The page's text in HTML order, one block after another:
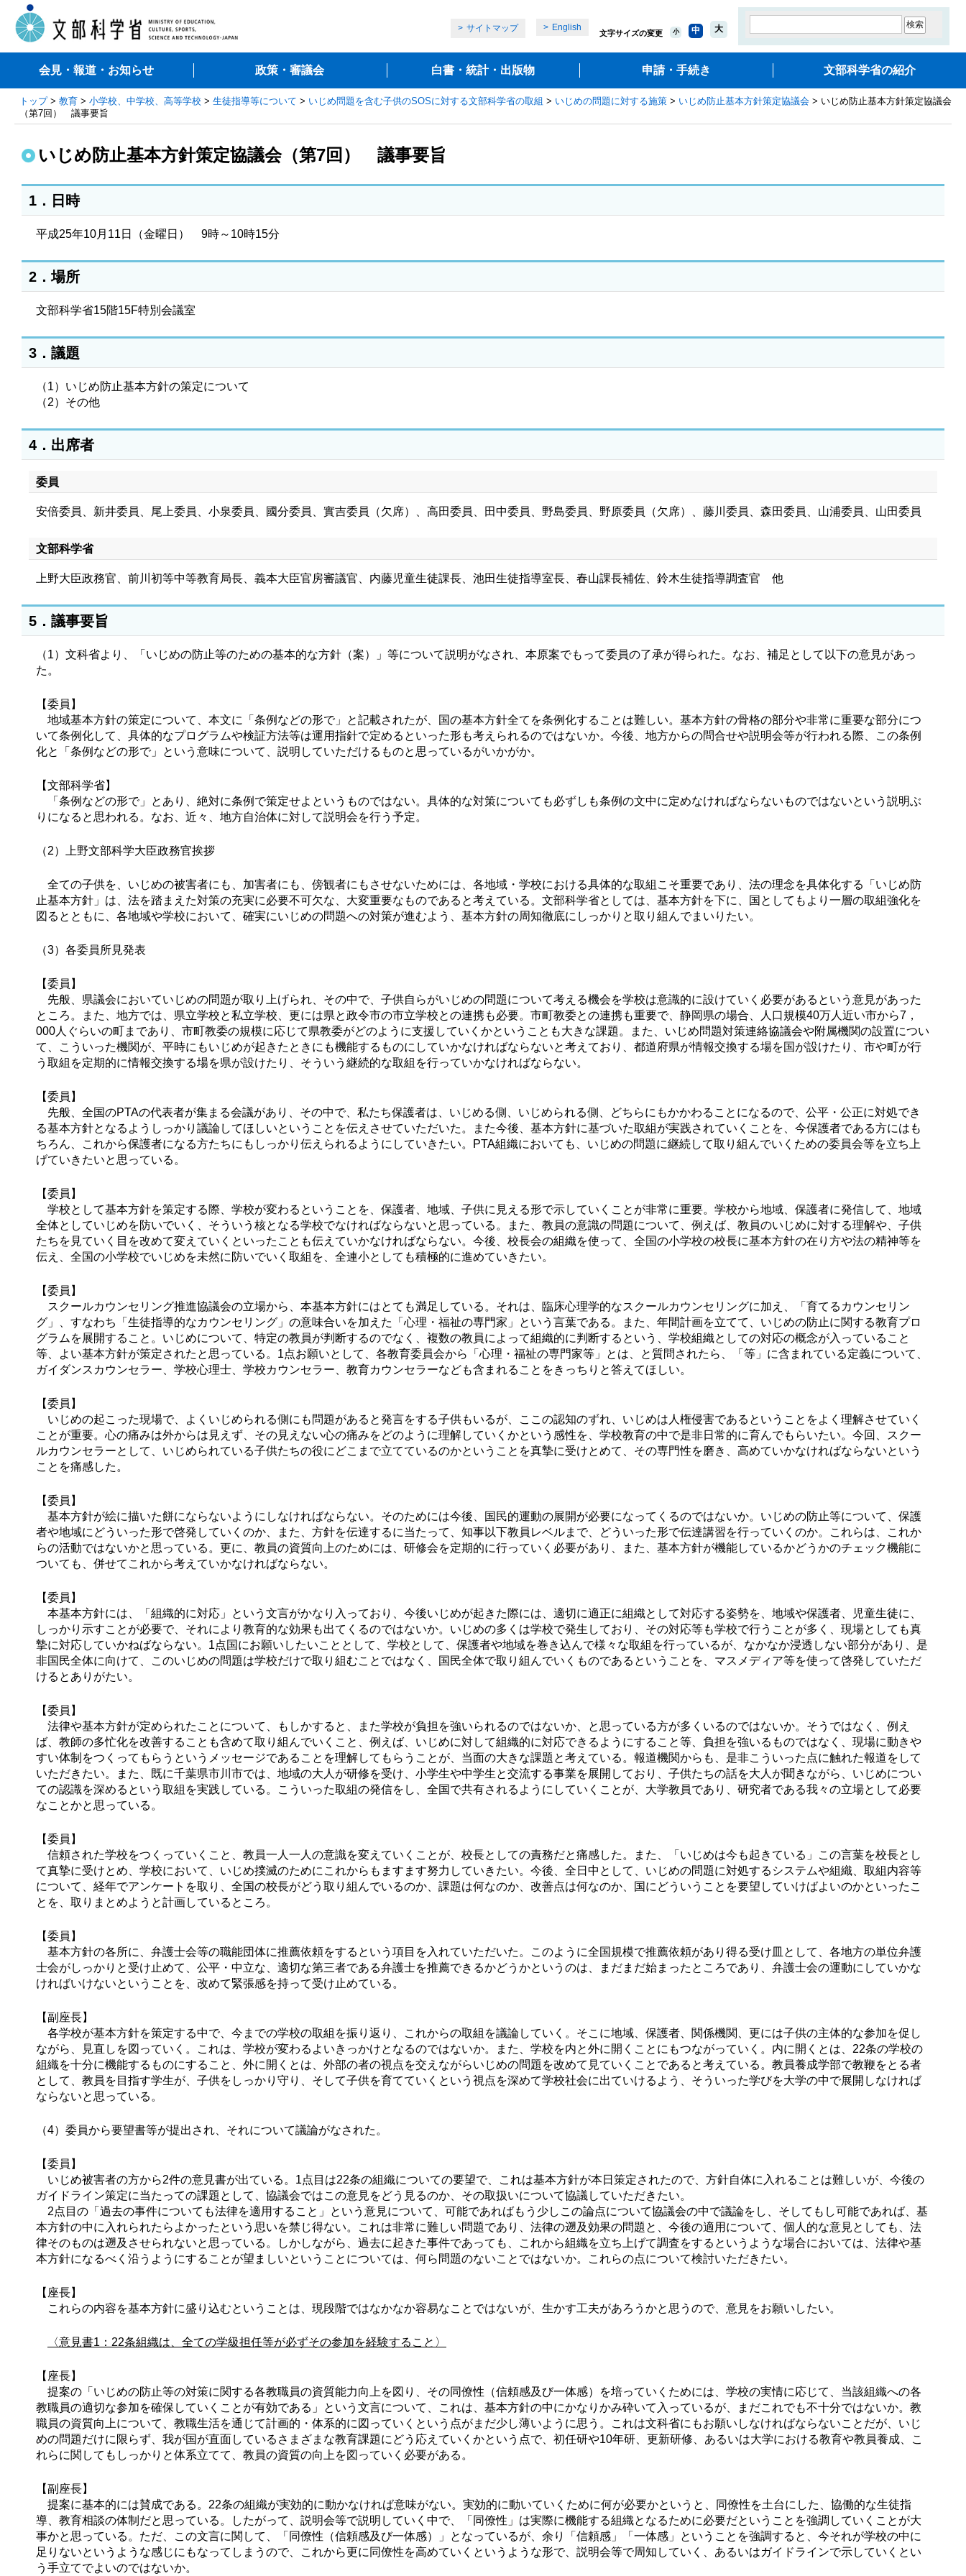
サイトマップ English
文字サイズの変更 小 中 大
会見・報道・お知らせ 政策・審議会 白書・統計・出版物 申請・手続き 文部科学省の紹介
トップ> 教育 > 小学校、中学校、高等学校 > 生徒指導等について > いじめ問題を含む子供のSOSに対する文部科学省の取組 > いじめの問題に対する施策 > いじめ防止基本方針策定協議会 > いじめ防止基本方針策定協議会
（第7回） 議事要旨
いじめ防止基本方針策定協議会（第7回） 議事要旨
1．日時
平成25年10月11日（金曜日） 9時～10時15分
2．場所
文部科学省15階15F特別会議室
3．議題
（1）いじめ防止基本方針の策定について
（2）その他
4．出席者
委員
安倍委員、新井委員、尾上委員、小泉委員、國分委員、實吉委員（欠席）、高田委員、田中委員、野島委員、野原委員（欠席）、藤川委員、森田委員、山浦委員、山田委員
文部科学省
上野大臣政務官、前川初等中等教育局長、義本大臣官房審議官、内藤児童生徒課長、池田生徒指導室長、春山課長補佐、鈴木生徒指導調査官 他
5．議事要旨
（1）文科省より、「いじめの防止等のための基本的な方針（案）」等について説明がなされ、本原案でもって委員の了承が得られた。なお、補足として以下の意見があっ
た。
【委員】
地域基本方針の策定について、本文に「条例などの形で」と記載されたが、国の基本方針全てを条例化することは難しい。基本方針の骨格の部分や非常に重要な部分につ
いて条例化して、具体的なプログラムや検証方法等は運用指針で定めるといった形も考えられるのではないか。今後、地方からの問合せや説明会等が行われる際、この条例
化と「条例などの形で」という意味について、説明していただけるものと思っているがいかがか。
【文部科学省】
「条例などの形で」とあり、絶対に条例で策定せよというものではない。具体的な対策についても必ずしも条例の文中に定めなければならないものではないという説明ぶ
りになると思われる。なお、近々、地方自治体に対して説明会を行う予定。
（2）上野文部科学大臣政務官挨拶
全ての子供を、いじめの被害者にも、加害者にも、傍観者にもさせないためには、各地域・学校における具体的な取組こそ重要であり、法の理念を具体化する「いじめ防
止基本方針」は、法を踏まえた対策の充実に必要不可欠な、大変重要なものであると考えている。文部科学省としては、基本方針を下に、国としてもより一層の取組強化を
図るとともに、各地域や学校において、確実にいじめの問題への対策が進むよう、基本方針の周知徹底にしっかりと取り組んでまいりたい。
（3）各委員所見発表
【委員】
先般、県議会においていじめの問題が取り上げられ、その中で、子供自らがいじめの問題について考える機会を学校は意識的に設けていく必要があるという意見があった
ところ。また、地方では、県立学校と私立学校、更には県と政令市の市立学校との連携も必要。市町教委との連携も重要で、静岡県の場合、人口規模40万人近い市から7，
000人ぐらいの町まであり、市町教委の規模に応じて県教委がどのように支援していくかということも大きな課題。また、いじめ問題対策連絡協議会や附属機関の設置につい
て、こういった機関が、平時にもいじめが起きたときにも機能するものにしていかなければならないと考えており、都道府県が情報交換する場を国が設けたり、市や町が行
う取組を定期的に情報交換する場を県が設けたり、そういう継続的な取組を行っていかなければならない。
【委員】
先般、全国のPTAの代表者が集まる会議があり、その中で、私たち保護者は、いじめる側、いじめられる側、どちらにもかかわることになるので、公平・公正に対処でき
る基本方針となるようしっかり議論してほしいということを伝えさせていただいた。また今後、基本方針に基づいた取組が実践されていくことを、今保護者である方にはも
ちろん、これから保護者になる方たちにもしっかり伝えられるようにしていきたい。PTA組織においても、いじめの問題に継続して取り組んでいくための委員会等を立ち上
げていきたいと思っている。
【委員】
学校として基本方針を策定する際、学校が変わるということを、保護者、地域、子供に見える形で示していくことが非常に重要。学校から地域、保護者に発信して、地域
全体としていじめを防いでいく、そういう核となる学校でなければならないと思っている。また、教員の意識の問題について、例えば、教員のいじめに対する理解や、子供
たちを見ていく目を改めて変えていくといったことも伝えていかなければならない。今後、校長会の組織を使って、全国の小学校の校長に基本方針の在り方や法の精神等を
伝え、全国の小学校でいじめを未然に防いでいく取組を、全連小としても積極的に進めていきたい。
【委員】
スクールカウンセリング推進協議会の立場から、本基本方針にはとても満足している。それは、臨床心理学的なスクールカウンセリングに加え、「育てるカウンセリン
グ」、すなわち「生徒指導的なカウンセリング」の意味合いを加えた「心理・福祉の専門家」という言葉である。また、年間計画を立てて、いじめの防止に関する教育プロ
グラムを展開すること。いじめについて、特定の教員が判断するのでなく、複数の教員によって組織的に判断するという、学校組織としての対応の概念が入っていること
等、よい基本方針が策定されたと思っている。1点お願いとして、各教育委員会から「心理・福祉の専門家等」とは、と質問されたら、「等」に含まれている定義について、
ガイダンスカウンセラー、学校心理士、学校カウンセラー、教育カウンセラーなども含まれることをきっちりと答えてほしい。
【委員】
いじめの起こった現場で、よくいじめられる側にも問題があると発言をする子供もいるが、ここの認知のずれ、いじめは人権侵害であるということをよく理解させていく
ことが重要。心の痛みは外からは見えず、その見えない心の痛みをどのように理解していくかという感性を、学校教育の中で是非日常的に育んでもらいたい。今回、スクー
ルカウンセラーとして、いじめられている子供たちの役にどこまで立てているのかということを真摯に受けとめて、その専門性を磨き、高めていかなければならないという
ことを痛感した。
【委員】
基本方針が絵に描いた餅にならないようにしなければならない。そのためには今後、国民的運動の展開が必要になってくるのではないか。いじめの防止等について、保護
者や地域にどういった形で啓発していくのか、また、方針を伝達するに当たって、知事以下教員レベルまで、どういった形で伝達講習を行っていくのか。これらは、これか
らの活動ではないかと思っている。更に、教員の資質向上のためには、研修会を定期的に行っていく必要があり、また、基本方針が機能しているかどうかのチェック機能に
ついても、併せてこれから考えていかなければならない。
【委員】
本基本方針には、「組織的に対応」という文言がかなり入っており、今後いじめが起きた際には、適切に適正に組織として対応する姿勢を、地域や保護者、児童生徒に、
しっかり示すことが必要で、それにより教育的な効果も出てくるのではないか。いじめの多くは学校で発生しており、その対応等も学校で行うことが多く、現場としても真
摯に対応していかねばならない。1点国にお願いしたいこととして、学校として、保護者や地域を巻き込んで様々な取組を行っているが、なかなか浸透しない部分があり、是
非国民全体に向けて、このいじめの問題は学校だけで取り組むことではなく、国民全体で取り組んでいくものであるということを、マスメディア等を使って啓発していただ
けるとありがたい。
【委員】
法律や基本方針が定められたことについて、もしかすると、また学校が負担を強いられるのではないか、と思っている方が多くいるのではないか。そうではなく、例え
ば、教師の多忙化を改善することも含めて取り組んでいくこと、例えば、いじめに対して組織的に対応できるようにすること等、負担を強いるものではなく、現場に動きや
すい体制をつくってもらうというメッセージであることを理解してもらうことが、当面の大きな課題と考えている。報道機関からも、是非こういった点に触れた報道をして
いただきたい。また、既に千葉県市川市では、地域の大人が研修を受け、小学生や中学生と交流する事業を展開しており、子供たちの話を大人が聞きながら、いじめについ
ての認識を深めるという取組を実践している。こういった取組の発信をし、全国で共有されるようにしていくことが、大学教員であり、研究者である我々の立場として必要
なことかと思っている。
【委員】
信頼された学校をつくっていくこと、教員一人一人の意識を変えていくことが、校長としての責務だと痛感した。また、「いじめは今も起きている」この言葉を校長とし
て真摯に受けとめ、学校において、いじめ撲滅のためにこれからもますます努力していきたい。今後、全日中として、いじめの問題に対処するシステムや組織、取組内容等
について、経年でアンケートを取り、全国の校長がどう取り組んでいるのか、課題は何なのか、改善点は何なのか、国にどういうことを要望していけばよいのかといったこ
とを、取りまとめようと計画しているところ。
【委員】
基本方針の各所に、弁護士会等の職能団体に推薦依頼をするという項目を入れていただいた。このように全国規模で推薦依頼があり得る受け皿として、各地方の単位弁護
士会がしっかりと受け止めて、公平・中立な、適切な第三者である弁護士を推薦できるかどうかというのは、まだまだ始まったところであり、弁護士会の運動にしていかな
ければいけないということを、改めて緊張感を持って受け止めている。
【副座長】
各学校が基本方針を策定する中で、今までの学校の取組を振り返り、これからの取組を議論していく。そこに地域、保護者、関係機関、更には子供の主体的な参加を促し
ながら、見直しを図っていく。これは、学校が変わるよいきっかけとなるのではないか。また、学校を内と外に開くことにもつながっていく。内に開くとは、22条の学校の
組織を十分に機能するものにすること、外に開くとは、外部の者の視点を交えながらいじめの問題を改めて見ていくことであると考えている。教員養成学部で教鞭をとる者
として、教員を目指す学生が、子供をしっかり守り、そして子供を育てていくという視点を深めて学校社会に出ていけるよう、そういった学びを大学の中で展開しなければ
ならないと思っている。
（4）委員から要望書等が提出され、それについて議論がなされた。
【委員】
いじめ被害者の方から2件の意見書が出ている。1点目は22条の組織についての要望で、これは基本方針が本日策定されたので、方針自体に入れることは難しいが、今後の
ガイドライン策定に当たっての課題として、協議会ではこの意見をどう見るのか、その取扱いについて協議していただきたい。
2点目の「過去の事件についても法律を適用すること」という意見について、可能であればもう少しこの論点について協議会の中で議論をし、そしてもし可能であれば、基
本方針の中に入れられたらよかったという思いを禁じ得ない。これは非常に難しい問題であり、法律の遡及効果の問題と、今後の適用について、個人的な意見としても、法
律そのものは遡及させられないと思っている。しかしながら、過去に起きた事件であっても、これから組織を立ち上げて調査をするというような場合においては、法律や基
本方針になるべく沿うようにすることが望ましいということについては、何ら問題のないことではないか。これらの点について検討いただきたい。
【座長】
これらの内容を基本方針に盛り込むということは、現段階ではなかなか容易なことではないが、生かす工夫があろうかと思うので、意見をお願いしたい。
〈意見書1：22条組織は、全ての学級担任等が必ずその参加を経験すること〉
【座長】
提案の「いじめの防止等の対策に関する各教職員の資質能力向上を図り、その同僚性（信頼感及び一体感）を培っていくためには、学校の実情に応じて、当該組織への各
教職員の適切な参加を確保していくことが有効である」という文言について、これは、基本方針の中にかなりかみ砕いて入っているが、まだこれでも不十分ではないか。教
職員の資質向上について、教職生活を通じて計画的・体系的に図っていくという点がまだ少し薄いように思う。これは文科省にもお願いしなければならないことだが、いじ
めの問題だけに限らず、我が国が直面しているさまざまな教育課題にどう応えていくかという点で、初任研や10年研、更新研修、あるいは大学における教育や教員養成、こ
れらに関してもしっかりと体系立てて、教員の資質の向上を図っていく必要がある。
【副座長】
提案に基本的には賛成である。22条の組織が実効的に動かなければ意味がない。実効的に動いていくために何が必要かというと、同僚性を土台にした、協働的な生徒指
導、教育相談の体制だと思っている。したがって、説明会等で説明していく中で、「同僚性」は実際に機能する組織となるために必要だということを強調していくことが大
事かと思っている。ただ、この文言に関して、「同僚性（信頼感及び一体感）」となっているが、余り「信頼感」「一体感」ということを強調すると、今それが学校の中に
足りないというような感じにもなってしまうので、これから更に同僚性を高めていくというような形で、説明会等で周知していく、あるいはガイドラインで示していくとい
う手立てでよいのではないか。